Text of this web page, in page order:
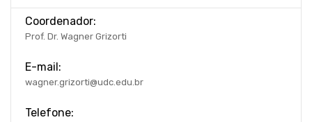
Coordenador:
Prof. Dr. Wagner Grizorti
E-mail:
wagner.grizorti@udc.edu.br
Telefone: